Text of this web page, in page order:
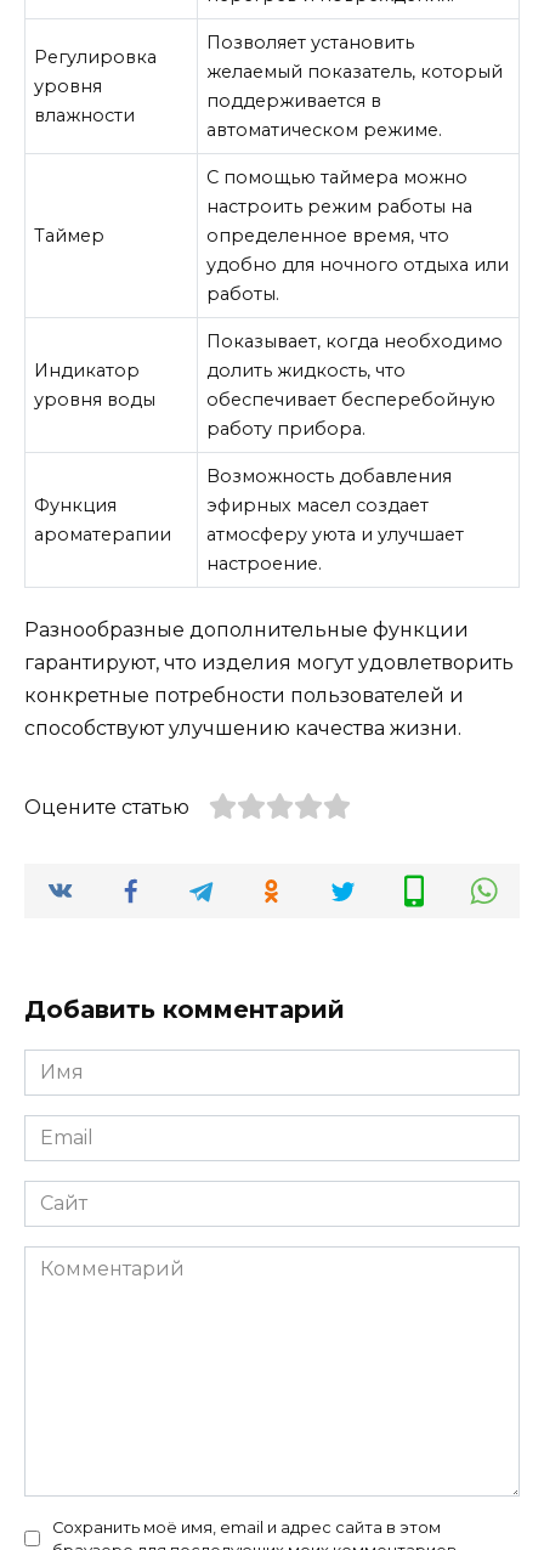
Регулировка
уровня
влажности
Позволяет установить
желаемый показатель, который
поддерживается в
автоматическом режиме.
Таймер
С помощью таймера можно
настроить режим работы на
определенное время, что
удобно для ночного отдыха или
работы.
Индикатор
уровня воды
Показывает, когда необходимо
долить жидкость, что
обеспечивает бесперебойную
работу прибора.
Функция
ароматерапии
Возможность добавления
эфирных масел создает
атмосферу уюта и улучшает
настроение.
Разнообразные дополнительные функции
гарантируют, что изделия могут удовлетворить
конкретные потребности пользователей и
способствуют улучшению качества жизни.
Оцените статью
Добавить комментарий
Имя
*
Email
*
Сайт
Комментарий
Сохранить моё имя, email и адрес сайта в этом